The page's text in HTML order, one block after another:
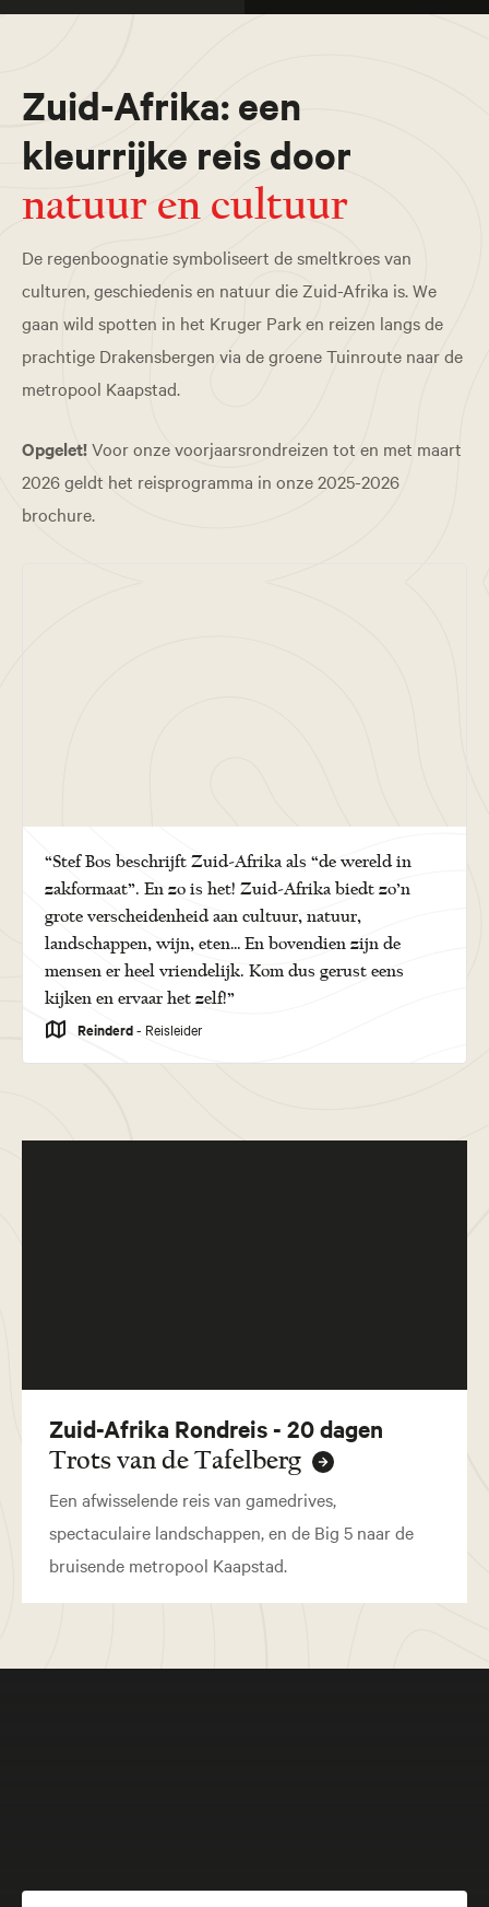
Zuid-Afrika: een
kleurrijke reis door
natuur en cultuur
De regenboognatie symboliseert de smeltkroes van
culturen, geschiedenis en natuur die Zuid-Afrika is. We
gaan wild spotten in het Kruger Park en reizen langs de
prachtige Drakensbergen via de groene Tuinroute naar de
metropool Kaapstad.
Opgelet!Voor onze voorjaarsrondreizen tot en met maart
2026 geldt het reisprogramma in onze 2025-2026
brochure.
“Stef Bos beschrijft Zuid-Afrika als “de wereld in
zakformaat”. En zo is het! Zuid-Afrika biedt zo’n
grote verscheidenheid aan cultuur, natuur,
landschappen, wijn, eten… En bovendien zijn de
mensen er heel vriendelijk. Kom dus gerust eens
kijken en ervaar het zelf!”
Reinderd- Reisleider
Zuid-Afrika Rondreis - 20 dagen
Trots van de Tafelberg
Een afwisselende reis van gamedrives,
spectaculaire landschappen, en de Big 5 naar de
bruisende metropool Kaapstad.